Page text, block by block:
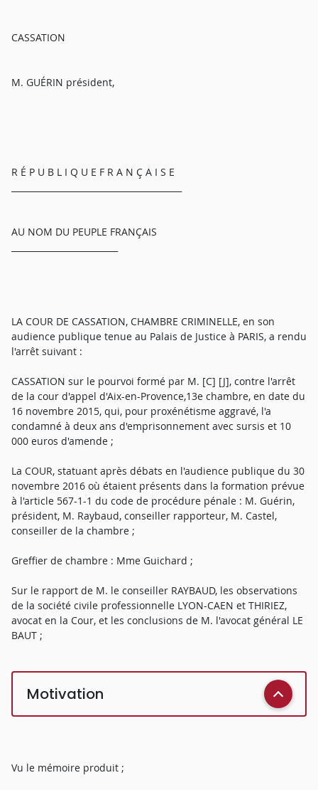
CASSATION
M. GUÉRIN président,
R É P U B L I Q U E F R A N Ç A I S E
AU NOM DU PEUPLE FRANÇAIS
LA COUR DE CASSATION, CHAMBRE CRIMINELLE, en son
audience publique tenue au Palais de Justice à PARIS, a rendu
l'arrêt suivant :
CASSATION sur le pourvoi formé par M. [C] [J], contre l'arrêt
de la cour d'appel d'Aix-en-Provence,13e chambre, en date du
16 novembre 2015, qui, pour proxénétisme aggravé, l'a
condamné à deux ans d'emprisonnement avec sursis et 10
000 euros d'amende ;
La COUR, statuant après débats en l'audience publique du 30
novembre 2016 où étaient présents dans la formation prévue
à l'article 567-1-1 du code de procédure pénale : M. Guérin,
président, M. Raybaud, conseiller rapporteur, M. Castel,
conseiller de la chambre ;
Greffier de chambre : Mme Guichard ;
Sur le rapport de M. le conseiller RAYBAUD, les observations
de la société civile professionnelle LYON-CAEN et THIRIEZ,
avocat en la Cour, et les conclusions de M. l'avocat général LE
BAUT ;
Motivation
Vu le mémoire produit ;